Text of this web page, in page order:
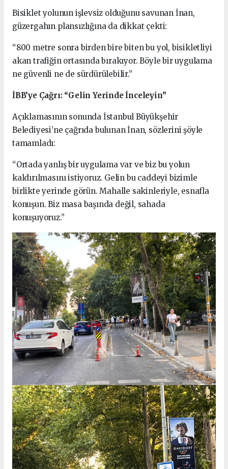
Bisiklet yolunun işlevsiz olduğunu savunan İnan,
güzergahın plansızlığına da dikkat çekti:
“800 metre sonra birden bire biten bu yol, bisikletliyi
akan trafiğin ortasında bırakıyor. Böyle bir uygulama
ne güvenli ne de sürdürülebilir.”
İBB’ye Çağrı: “Gelin Yerinde İnceleyin”
Açıklamasının sonunda İstanbul Büyükşehir
Belediyesi’ne çağrıda bulunan İnan, sözlerini şöyle
tamamladı:
“Ortada yanlış bir uygulama var ve biz bu yolun
kaldırılmasını istiyoruz. Gelin bu caddeyi bizimle
birlikte yerinde görün. Mahalle sakinleriyle, esnafla
konuşun. Biz masa başında değil, sahada
konuşuyoruz.”